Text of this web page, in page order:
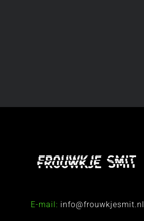
E-mail: info@frouwkjesmit.nl